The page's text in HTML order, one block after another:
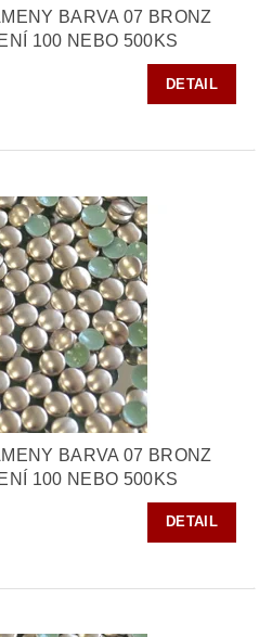
BARVA 07 BRONZ
100 NEBO 500KS
DETAIL
BARVA 07 BRONZ
100 NEBO 500KS
DETAIL